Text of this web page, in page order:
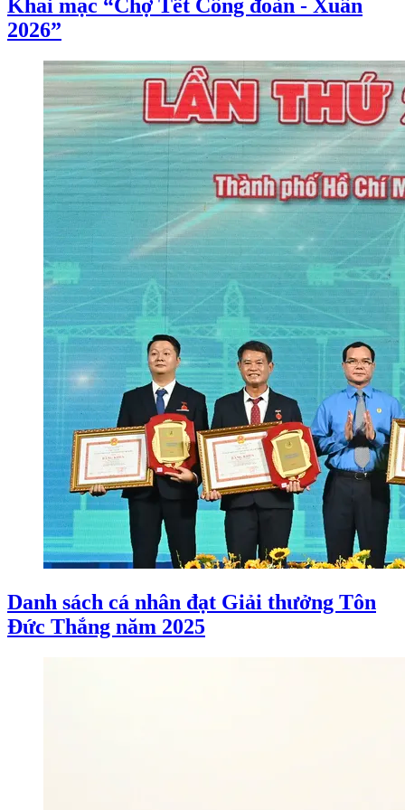
Khai mạc “Chợ Tết Công đoàn - Xuân
2026”
Danh sách cá nhân đạt Giải thưởng Tôn
Đức Thắng năm 2025